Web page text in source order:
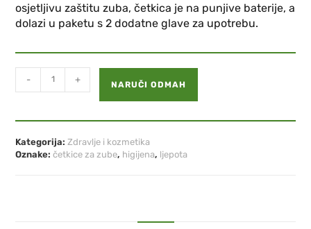
osjetljivu zaštitu zuba, četkica je na punjive baterije, a
dolazi u paketu s 2 dodatne glave za upotrebu.
- + NARUČI ODMAH
Kategorija:Zdravlje i kozmetika
Oznake:četkice za zube, higijena, ljepota